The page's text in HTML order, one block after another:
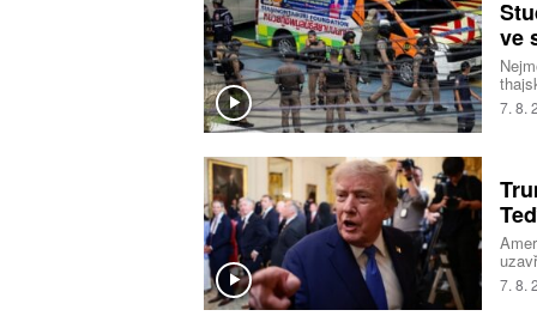
ve
tři
7. 8.
s
7. 8.